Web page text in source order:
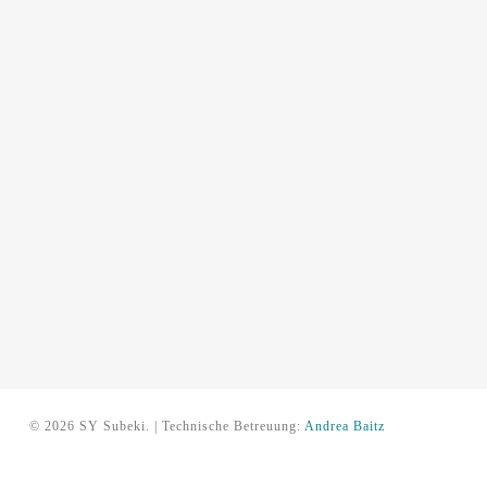
© 2026 SY Subeki. | Technische Betreuung: Andrea Baitz